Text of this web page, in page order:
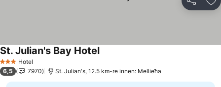
3 Kategória
Hotel
St. Julian's Bay Hotel
6,5 7970 St. Julian's, 12.5 km-re innen: Mellieħa